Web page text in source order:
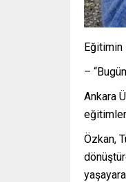
Eğitimin
–
Ankara
Özkan,